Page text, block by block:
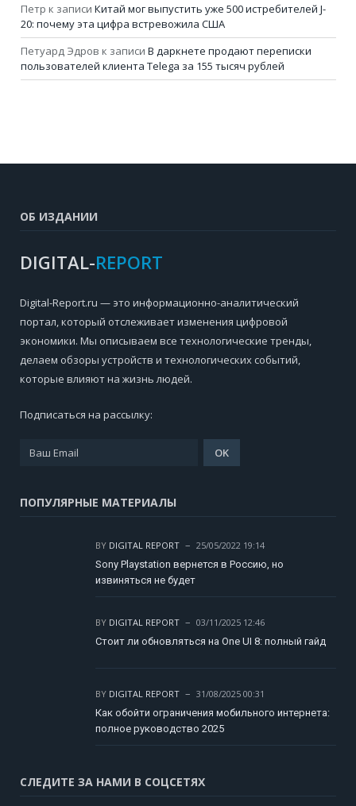
Петр к записи Китай мог выпустить уже 500 истребителей J-
20: почему эта цифра встревожила США
Петуард Эдров к записи В даркнете продают переписки
пользователей клиента Telega за 155 тысяч рублей
ОБ ИЗДАНИИ
DIGITAL-REPORT
Digital-Report.ru — это информационно-аналитический
портал, который отслеживает изменения цифровой
экономики. Мы описываем все технологические тренды,
делаем обзоры устройств и технологических событий,
которые влияют на жизнь людей.
Подписаться на рассылку:
ПОПУЛЯРНЫЕ МАТЕРИАЛЫ
BY DIGITAL REPORT
25/05/2022 19:14
Sony Playstation вернется в Россию, но
извиняться не будет
BY DIGITAL REPORT
03/11/2025 12:46
Стоит ли обновляться на One UI 8: полный гайд
BY DIGITAL REPORT
31/08/2025 00:31
Как обойти ограничения мобильного интернета:
полное руководство 2025
СЛЕДИТЕ ЗА НАМИ В СОЦСЕТЯХ